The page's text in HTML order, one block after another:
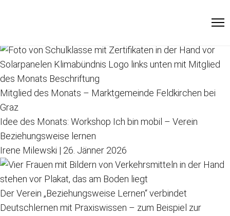
Oberösterreich
Mitglied des Monats: Marktgemeinde Bad Mitterndorf
Mitglied des Monats – Marktgemeinde Feldkirchen bei
Graz
Idee des Monats: Workshop Ich bin mobil – Verein
Beziehungsweise lernen
Irene Milewski | 26. Jänner 2026
Der Verein „Beziehungsweise Lernen“ verbindet
Deutschlernen mit Praxiswissen – zum Beispiel zur